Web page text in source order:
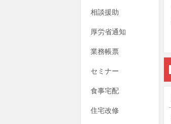
相談援助
厚労省通知
業務帳票
セミナー
食事宅配
住宅改修